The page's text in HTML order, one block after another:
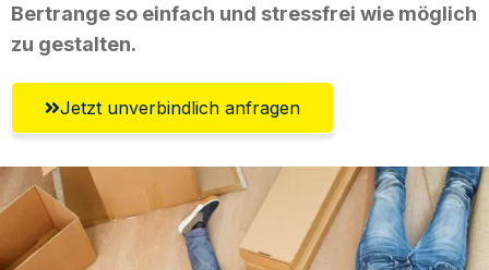
Bertrange so einfach und stressfrei wie möglich
zu gestalten.
Jetzt unverbindlich anfragen